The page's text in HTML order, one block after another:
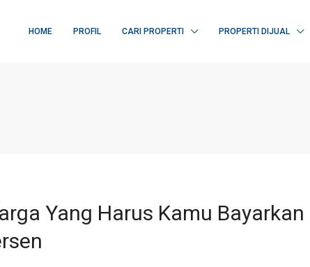
HOME PROFIL CARI PROPERTI PROPERTI DIJUAL
Yang Harus Kamu Bayarkan